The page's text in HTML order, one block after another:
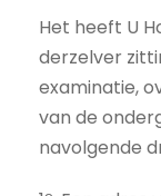
Het heeft U
derzelver
examinatie,
van de
navolgende